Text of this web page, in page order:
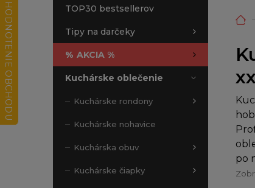
TOP30 bestsellerov
Tipy na darčeky
% AKCIA %
Kuchárske oblečenie
Kuchárske rondony
Kuchárske nohavice
Kuchárska obuv
Kuchárske čiapky
po
HODNOTENIE OBCHODU